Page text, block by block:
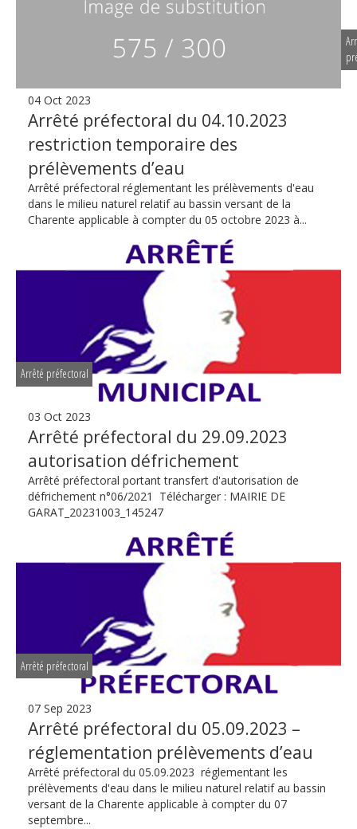
04 Oct 2023
Arrêté préfectoral du 04.10.2023
restriction temporaire des
prélèvements d’eau
Arrêté préfectoral réglementant les prélèvements d'eau
dans le milieu naturel relatif au bassin versant de la
Charente applicable à compter du 05 octobre 2023 à...
Arrêté préfectoral
03 Oct 2023
Arrêté préfectoral du 29.09.2023
autorisation défrichement
Arrêté préfectoral portant transfert d'autorisation de
défrichement n°06/2021 Télécharger : MAIRIE DE
GARAT_20231003_145247
Arrêté préfectoral
07 Sep 2023
Arrêté préfectoral du 05.09.2023 –
réglementation prélèvements d’eau
Arrêté préfectoral du 05.09.2023 réglementant les
prélèvements d'eau dans le milieu naturel relatif au bassin
versant de la Charente applicable à compter du 07
septembre...